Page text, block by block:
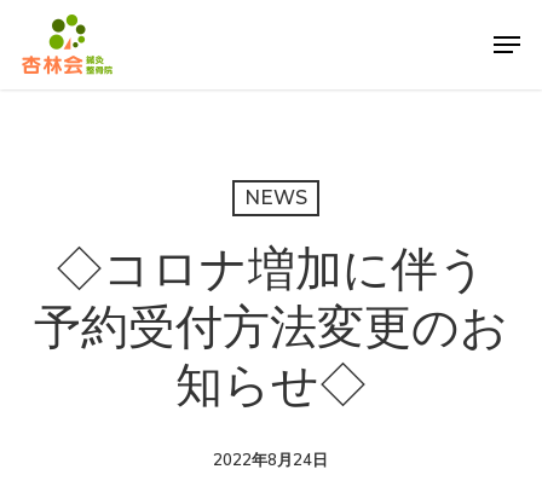
Menu
NEWS
◇コロナ増加に伴う
予約受付方法変更のお
知らせ◇
2022年8月24日